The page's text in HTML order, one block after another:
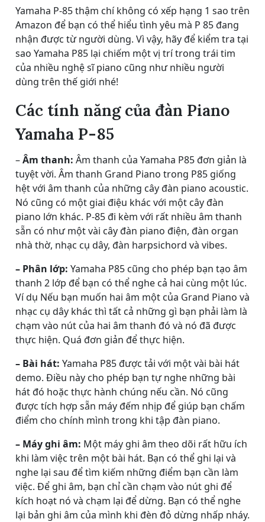
Yamaha P-85 thậm chí không có xếp hạng 1 sao trên
Amazon để bạn có thể hiểu tình yêu mà P 85 đang
nhận được từ người dùng. Vì vậy, hãy để kiểm tra tại
sao Yamaha P85 lại chiếm một vị trí trong trái tim
của nhiều nghệ sĩ piano cũng như nhiều người
dùng trên thế giới nhé!
Các tính năng của đàn Piano
Yamaha P-85
–Âm thanh: Âm thanh của Yamaha P85 đơn giản là
tuyệt vời. Âm thanh Grand Piano trong P85 giống
hệt với âm thanh của những cây đàn piano acoustic.
Nó cũng có một giai điệu khác với một cây đàn
piano lớn khác. P-85 đi kèm với rất nhiều âm thanh
sẵn có như một vài cây đàn piano điện, đàn organ
nhà thờ, nhạc cụ dây, đàn harpsichord và vibes.
– Phân lớp: Yamaha P85 cũng cho phép bạn tạo âm
thanh 2 lớp để bạn có thể nghe cả hai cùng một lúc.
Ví dụ Nếu bạn muốn hai âm một của Grand Piano và
nhạc cụ dây khác thì tất cả những gì bạn phải làm là
chạm vào nút của hai âm thanh đó và nó đã được
thực hiện. Quá đơn giản để thực hiện.
– Bài hát: Yamaha P85 được tải với một vài bài hát
demo. Điều này cho phép bạn tự nghe những bài
hát đó hoặc thực hành chúng nếu cần. Nó cũng
được tích hợp sẵn máy đếm nhịp để giúp bạn chấm
điểm cho chính mình trong khi tập đàn piano.
– Máy ghi âm: Một máy ghi âm theo dõi rất hữu ích
khi làm việc trên một bài hát. Bạn có thể ghi lại và
nghe lại sau để tìm kiếm những điểm bạn cần làm
việc. Để ghi âm, bạn chỉ cần chạm vào nút ghi để
kích hoạt nó và chạm lại để dừng. Bạn có thể nghe
lại bản ghi âm của mình khi đèn đỏ dừng nhấp nháy.